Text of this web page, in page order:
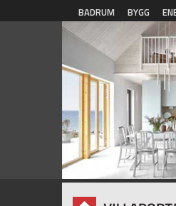
Hoppa till huvudinnehåll
BADRUM BYGG